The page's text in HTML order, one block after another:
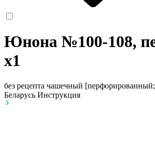
Юнона №100-108,
x1
без рецепта чашечный
Беларусь Инструкция